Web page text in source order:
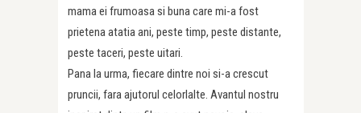
mama ei frumoasa si buna care mi-a fost
prietena atatia ani, peste timp, peste distante,
peste taceri, peste uitari.
Pana la urma, fiecare dintre noi si-a crescut
pruncii, fara ajutorul celorlalte. Avantul nostru